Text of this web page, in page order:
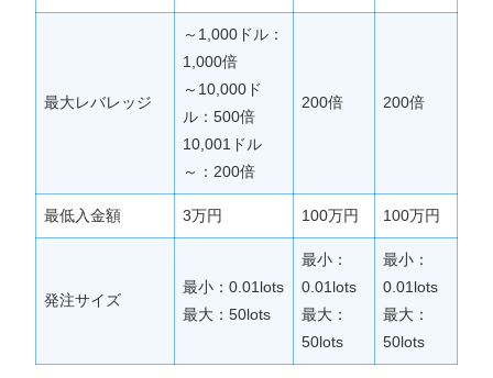
最大レバレッジ
～1,000ドル：
1,000倍
～10,000ド
ル：500倍
10,001ドル
～：200倍
200倍 200倍
最低入金額 3万円 100万円 100万円
発注サイズ
最小：0.01lots
最大：50lots
最小：
0.01lots
最大：
50lots
最小：
0.01lots
最大：
50lots